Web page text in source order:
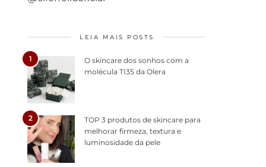
LEIA MAIS POSTS
1
O skincare dos sonhos com a
molécula TI35 da Olera
2
TOP 3 produtos de skincare para
melhorar firmeza, textura e
luminosidade da pele